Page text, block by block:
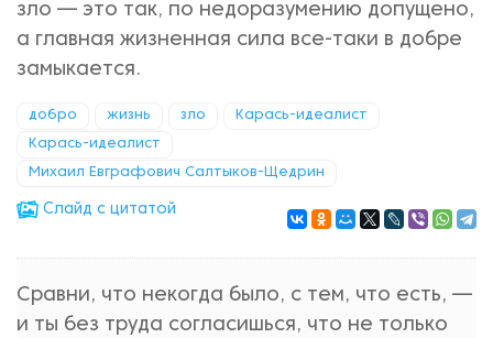
зло — это так, по недоразумению допущено,
а главная жизненная сила все-таки в добре
замыкается.
добро жизнь зло Карась-идеалист
Карась-идеалист
Михаил Евграфович Салтыков-Щедрин
Cлайд с цитатой
Сравни, что некогда было, с тем, что есть, —
и ты без труда согласишься, что не только